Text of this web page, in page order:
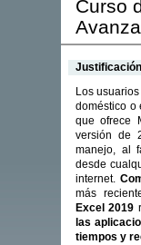
Curso
Los
doméstico o
que ofrece
versión de
manejo, al
desde
internet.
más
Excel 2019
las
tiempos y